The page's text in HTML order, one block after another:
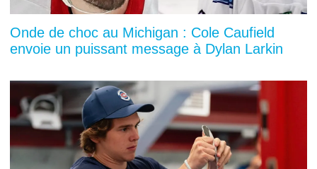
Onde de choc au Michigan : Cole Caufield
envoie un puissant message à Dylan Larkin